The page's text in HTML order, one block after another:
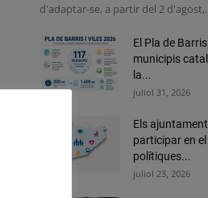
d'adaptar-se, a partir del 2
El Pla de
municipis
la...
juliol 31, 2026
Els
participar en
polítiques...
juliol 23, 2026